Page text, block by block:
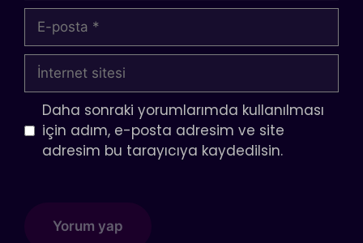
posta
İnternet
sitesi
Daha sonraki yorumlarımda kullanılması
için adım, e-posta adresim ve site
adresim bu tarayıcıya kaydedilsin.